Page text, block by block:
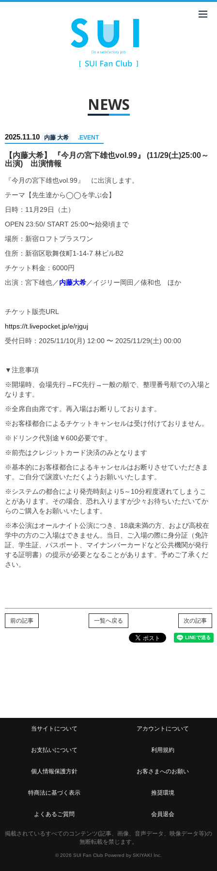
NEWS
2025.11.10 内藤 大希 .EVENT
【内藤大希】 『今月の宮下雄也vol.99』 (11/29(土)25:00～
出演) 出演情報
『今月の宮下雄也vol.99』 に出演します。
テーマ【先生達から◯◯を学ぶ会】
日時：11月29日（土）
OPEN 23:50/ START 25:00〜始発頃まで
‪場所：新宿ロフトプラスワン
住所：新宿区歌舞伎町1-14-7 林ビルB2
チケット料金：6000円
‪出演：宮下雄也／内藤大希／イジリー岡田／俵和也 ほか
チケット販売URL
https://t.livepocket.jp/e/rjguj
受付日時：2025/11/10(月) 12:00 〜 2025/11/29(土) 00:00
▼注意事項
※開場時、会場先行→FC先行→一般の順で、整理番号順での入場と
なります。
※全席自由席です。再入場はお断りしております。
※お客様都合によるチケットキャンセルは受け付けておりません。
※ドリンク代別途￥600必要です。
※前売はクレジットカード決済のみとなります
※基本的にお客様都合によるキャンセルはお断りさせていただきま
す。ご自分で譲渡いただくようお願いいたします。
※システムの都合により発売時刻より5～10分程度遅れてしまうこ
とがあります。その場合、恐れ入りますが少々お待ちいただいてか
らのご購入をお願いいたします。
※本公演はオールナイト公演につき、18歳未満の方、および高校在
学中の方のご入場はできません。当日、ご入場の際に身分証（免許
証、学生証、パスポート、マイナンバーカードなど公共機関が発行
する証明書）の提示が必要となることがあります。予めご了承くだ
さい。
次の記事
一覧へ戻る
前の記事
当サイトについて アカウントについて
お支払いについて 利用規約
個人情報保護方針 お客さまへのお願い
特商法に基づく表示 推奨環境
よくあるご質問 会員退会
掲載されているすべてのコンテンツ(記事、画像、音声データ、映像データ等)の
無断転載を禁じます。
© 2026 SUI Fan Club Powered by SKIYAKI Inc.